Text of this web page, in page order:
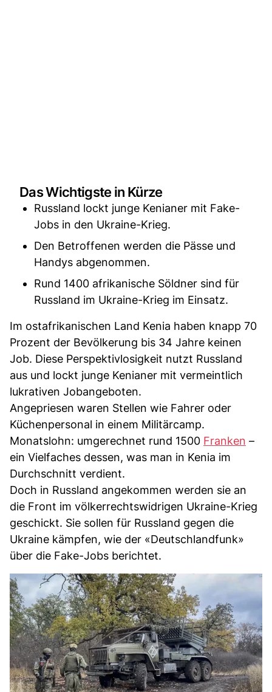
Das Wichtigste in Kürze
Russland lockt junge Kenianer mit Fake-
Jobs in den Ukraine-Krieg.
Den Betroffenen werden die Pässe und
Handys abgenommen.
Rund 1400 afrikanische Söldner sind für
Russland im Ukraine-Krieg im Einsatz.
Im ostafrikanischen Land Kenia haben knapp 70
Prozent der Bevölkerung bis 34 Jahre keinen
Job. Diese Perspektivlosigkeit nutzt Russland
aus und lockt junge Kenianer mit vermeintlich
lukrativen Jobangeboten.
Angepriesen waren Stellen wie Fahrer oder
Küchenpersonal in einem Militärcamp.
Monatslohn: umgerechnet rund 1500 Franken –
ein Vielfaches dessen, was man in Kenia im
Durchschnitt verdient.
Doch in Russland angekommen werden sie an
die Front im völkerrechtswidrigen Ukraine-Krieg
geschickt. Sie sollen für Russland gegen die
Ukraine kämpfen, wie der «Deutschlandfunk»
über die Fake-Jobs berichtet.